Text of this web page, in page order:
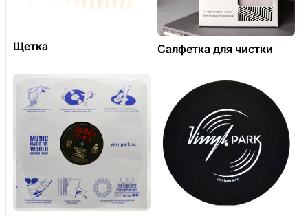
Щетка Салфетка для чистки